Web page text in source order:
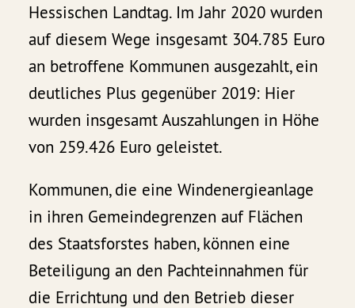
Hessischen Landtag. Im Jahr 2020 wurden
auf diesem Wege insgesamt 304.785 Euro
an betroffene Kommunen ausgezahlt, ein
deutliches Plus gegenüber 2019: Hier
wurden insgesamt Auszahlungen in Höhe
von 259.426 Euro geleistet.
Kommunen, die eine Windenergieanlage
in ihren Gemeindegrenzen auf Flächen
des Staatsforstes haben, können eine
Beteiligung an den Pachteinnahmen für
die Errichtung und den Betrieb dieser